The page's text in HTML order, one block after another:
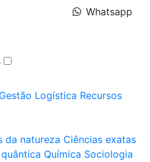
Whatsapp
Gestão Logística Recursos
da natureza Ciências exatas
Química Sociologia